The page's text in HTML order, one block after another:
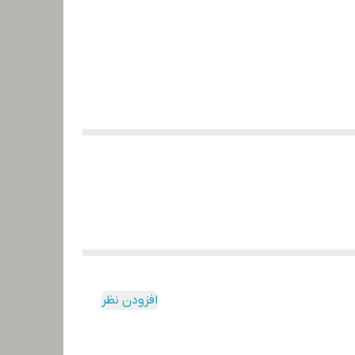
افزودن نظر